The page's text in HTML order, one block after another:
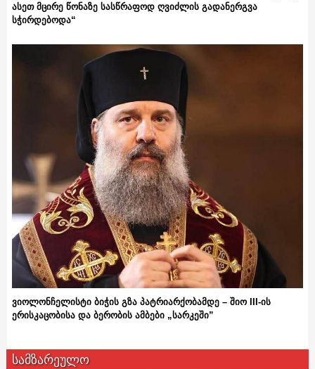
ასეთ მცირე წონაზე სასწრაფოდ ღვიძლის გადანერგვა
სჭირდებოდა“
ვიოლონჩელისტი ბიჭის გზა პატრიარქობამდე – შიო III-ის
ერისკაცობისა და ბერობის ამბები „სარკეში”
სამზარეულო